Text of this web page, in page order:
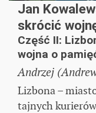
Jan
skrócić
Część II:
wojna o
Andrzej
Lizbona –
tajnych